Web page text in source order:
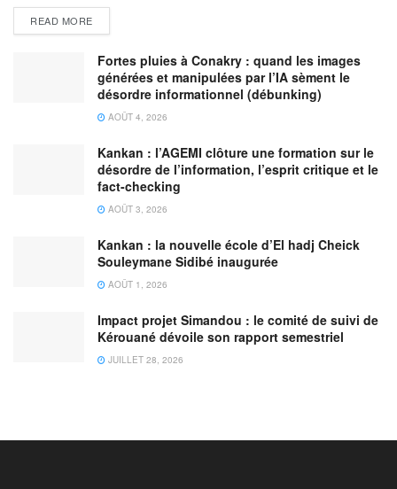
READ MORE
Fortes pluies à Conakry : quand les images
générées et manipulées par l’IA sèment le
désordre informationnel (débunking)
AOÛT 4, 2026
Kankan : l’AGEMI clôture une formation sur le
désordre de l’information, l’esprit critique et le
fact-checking
AOÛT 3, 2026
Kankan : la nouvelle école d’El hadj Cheick
Souleymane Sidibé inaugurée
AOÛT 1, 2026
Impact projet Simandou : le comité de suivi de
Kérouané dévoile son rapport semestriel
JUILLET 28, 2026